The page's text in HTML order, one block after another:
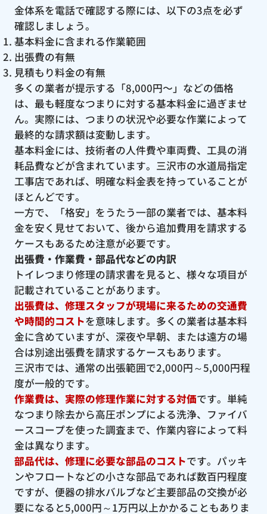
金体系を電話で確認する際には、以下の3点を必ず
確認しましょう。
基本料金に含まれる作業範囲
出張費の有無
見積もり料金の有無
多くの業者が提示する「8,000円〜」などの価格
は、最も軽度なつまりに対する基本料金に過ぎませ
ん。実際には、つまりの状況や必要な作業によって
最終的な請求額は変動します。
基本料金には、技術者の人件費や車両費、工具の消
耗品費などが含まれています。三沢市の水道局指定
工事店であれば、明確な料金表を持っていることが
ほとんどです。
一方で、「格安」をうたう一部の業者では、基本料
金を安く見せておいて、後から追加費用を請求する
ケースもあるため注意が必要です。
出張費・作業費・部品代などの内訳
トイレつまり修理の請求書を見ると、様々な項目が
記載されていることがあります。
出張費は、修理スタッフが現場に来るための交通費
や時間的コストを意味します。多くの業者は基本料
金に含めていますが、深夜や早朝、または遠方の場
合は別途出張費を請求するケースもあります。
三沢市では、通常の出張範囲で2,000円～5,000円程
度が一般的です。
作業費は、実際の修理作業に対する対価です。単純
なつまり除去から高圧ポンプによる洗浄、ファイバ
ースコープを使った調査まで、作業内容によって料
金は異なります。
部品代は、修理に必要な部品のコストです。パッキ
ンやフロートなどの小さな部品であれば数百円程度
ですが、便器の排水バルブなど主要部品の交換が必
要になると5,000円～1万円以上かかることもありま